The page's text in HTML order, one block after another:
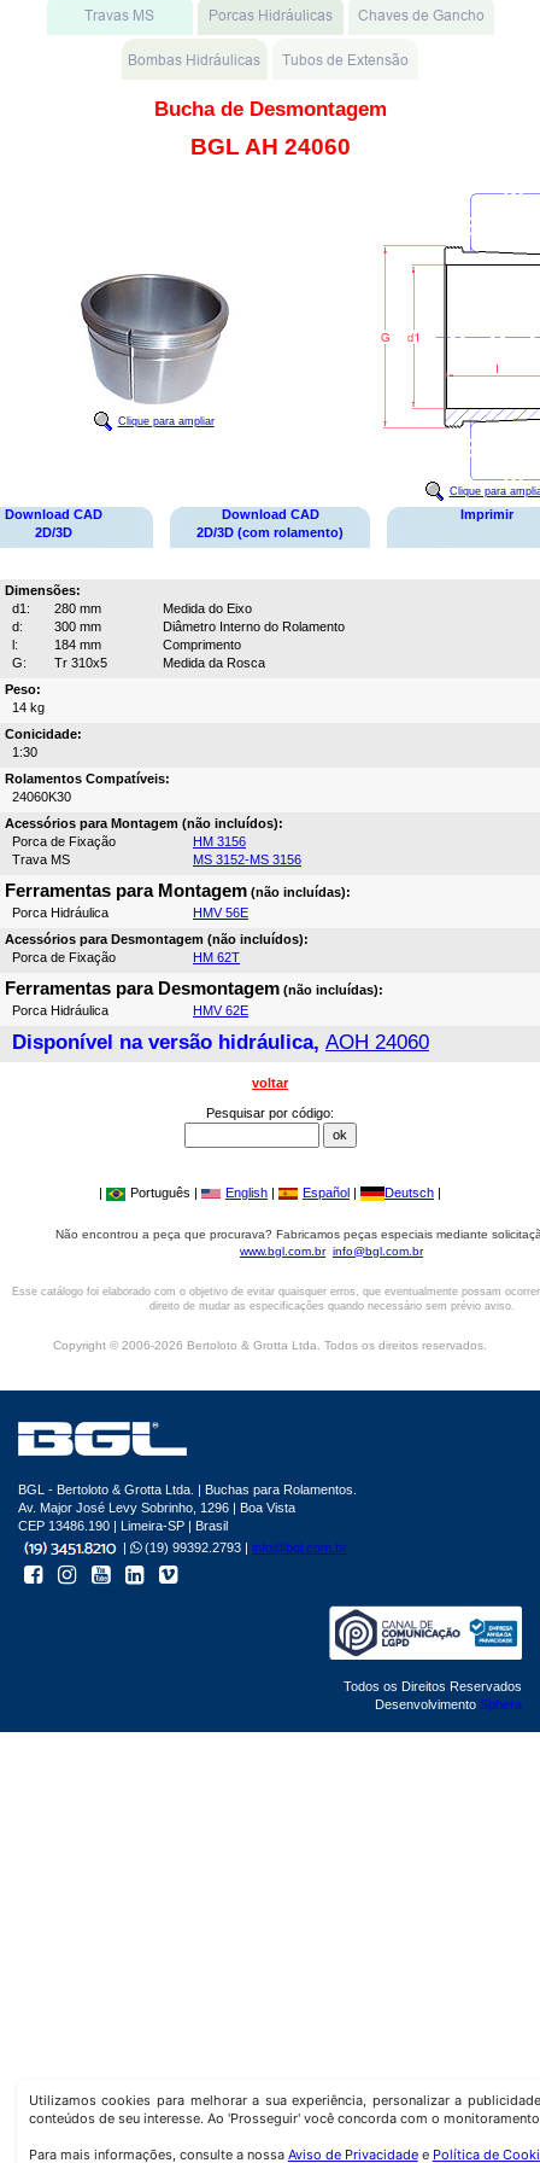
Bucha de Desmontagem
BGL AH 24060
Clique para ampliar
Clique para
Download CAD
2D/3D
Download CAD
2D/3D (com rolamento)
Imprimir
Dimensões:
d1:
280 mm
Medida do Eixo
d:
300 mm
Diâmetro Interno do Rolamento
l:
184 mm
Comprimento
G:
Tr 310x5
Medida da Rosca
Peso:
14 kg
Conicidade:
1:30
Rolamentos Compatíveis:
24060K30
Acessórios para Montagem (não incluídos):
Porca de Fixação
HM 3156
Trava MS
MS 3152-MS 3156
Ferramentas para Montagem (não incluídas):
Porca Hidráulica
HMV 56E
Acessórios para Desmontagem (não incluídos):
Porca de Fixação
HM 62T
Ferramentas para Desmontagem (não incluídas):
Porca Hidráulica
HMV 62E
Disponível na versão hidráulica, AOH 24060
voltar
Pesquisar por código:
| Português | English | Español | Deutsch |
Não encontrou a peça que procurava? Fabricamos peças especiais mediante
www.bgl.com.br info@bgl.com.br
Esse catálogo foi elaborado com o objetivo de evitar quaisquer erros, que eventualmente possam
direito de mudar as especificações quando necessário sem prévio aviso.
Copyright © 2006-2026 Bertoloto & Grotta Ltda. Todos os direitos reservados.
Utilizamos cookies para melhorar a sua experiência, personalizar a
conteúdos de seu interesse. Ao 'Prosseguir' você concorda com o
Para mais informações, consulte a nossa Aviso de Privacidadee Política de
BGL - Bertoloto & Grotta Ltda. | Buchas para Rolamentos.
Av. Major José Levy Sobrinho, 1296 | Boa Vista
CEP 13486.190 | Limeira-SP | Brasil
|
(19) 99392.2793 | info@bgl.com.br
Todos os Direitos Reservados
Desenvolvimento Sphera